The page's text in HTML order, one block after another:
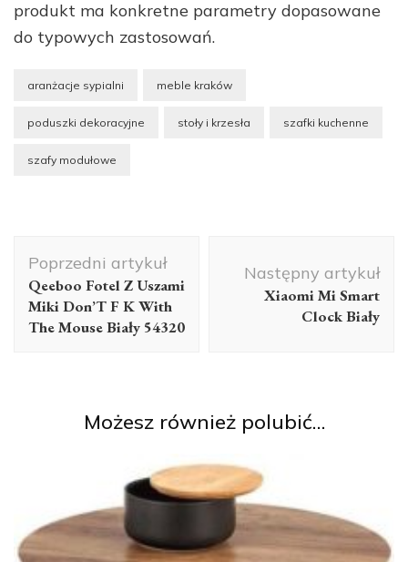
produkt ma konkretne parametry dopasowane
do typowych zastosowań.
aranżacje sypialni meble kraków
poduszki dekoracyjne stoły i krzesła szafki kuchenne
szafy modułowe
wpisu
Poprzedni artykuł
Qeeboo Fotel Z Uszami
Miki Don’T F K With
The Mouse Biały 54320
Następny artykuł
Xiaomi Mi Smart
Clock Biały
Możesz również polubić…